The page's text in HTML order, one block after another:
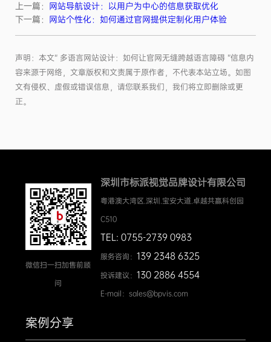
上一篇： 网站导航设计：以用户为中心的信息获取优化
下一篇： 网站个性化：如何通过官网提供定制化用户体验
声明：本文“ 多语言网站设计：如何让官网无缝跨越语言障碍 ”信息内
容来源于网络，文章版权和文责属于原作者，不代表本站立场。如图
文有侵权、虚假或错误信息，请您联系我们，我们将立即删除或更
正。
微信扫一扫加售前顾
问
深圳市标派视觉品牌设计有限公司
粤港澳大湾区.深圳.宝安大道.卓越共赢科创园
C510
TEL: 0755-2739 0983
服务咨询： 139 2348 6325
投诉建议： 130 2886 4554
E-mail：sales@bpvis.com
案例分享